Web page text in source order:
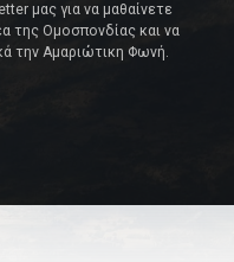
μας για να μαθαίνετε
της Ομοσπονδίας και να
την Αμαριώτικη Φωνή.